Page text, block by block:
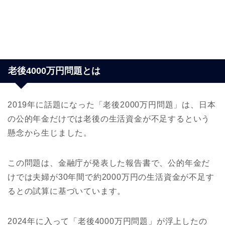
老後4000万円問題とは
2019年に話題になった「老後2000万円問題」は、日本
の公的年金だけでは老後の生活資金が不足するという
懸念から生じました。
この問題は、金融庁が発表した報告書で、公的年金だ
けでは夫婦が30年間で約2000万円の生活資金が不足す
るとの試算に基づいています。
2024年に入って「老後4000万円問題」が浮上したの